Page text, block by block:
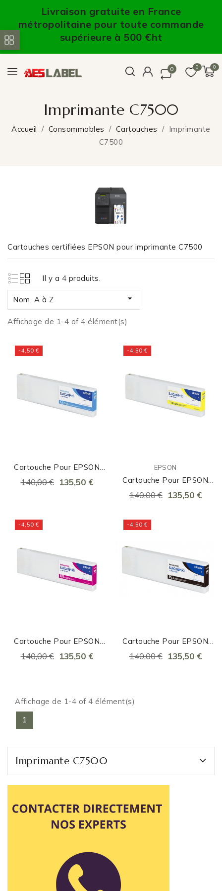
Livraison gratuite en France
métropolitaine pour toute commande
supérieure à 500 €ht
0
0
0
Imprimante C7500
Accueil Consommables Cartouches
Imprimante
C7500
Cartouches certifiées EPSON pour imprimante C7500
Il y a 4 produits.
Nom, A à Z 
Affichage de 1-4 of 4 élément(s)
-4,50 €
Cartouche Pour EPSON
C7500 Cyan
140,00 € 135,50 €
-4,50 €
EPSON
Cartouche Pour EPSON
C7500 Jaune
140,00 € 135,50 €
-4,50 €
Cartouche Pour EPSON
C7500 Magenta
140,00 € 135,50 €
-4,50 €
Cartouche Pour EPSON
C7500 Noir
140,00 € 135,50 €
Affichage de 1-4 of 4 élément(s)
1
Imprimante C7500